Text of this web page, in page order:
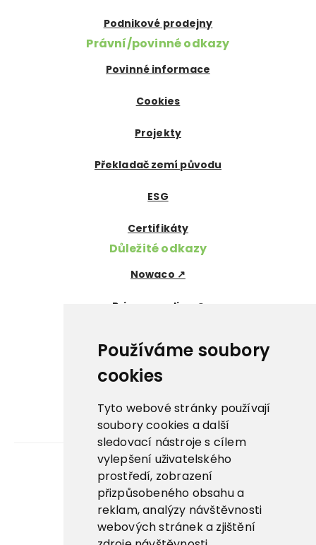
Používáme soubory
cookies
Tyto webové stránky používají
soubory cookies a další
sledovací nástroje s cílem
vylepšení uživatelského
prostředí, zobrazení
přizpůsobeného obsahu a
reklam, analýzy návštěvnosti
webových stránek a zjištění
Podnikové prodejny
Právní/povinné odkazy
Povinné informace
Cookies
Projekty
Překladač zemí původu
ESG
Certifikáty
Důležité odkazy
Nowaco ↗
Prima zmrzlina ↗
Pegas Premium ↗
La Panna ↗
Nowaco market ↗
Banquet sous-vide ↗
Kariéra
Aplikace